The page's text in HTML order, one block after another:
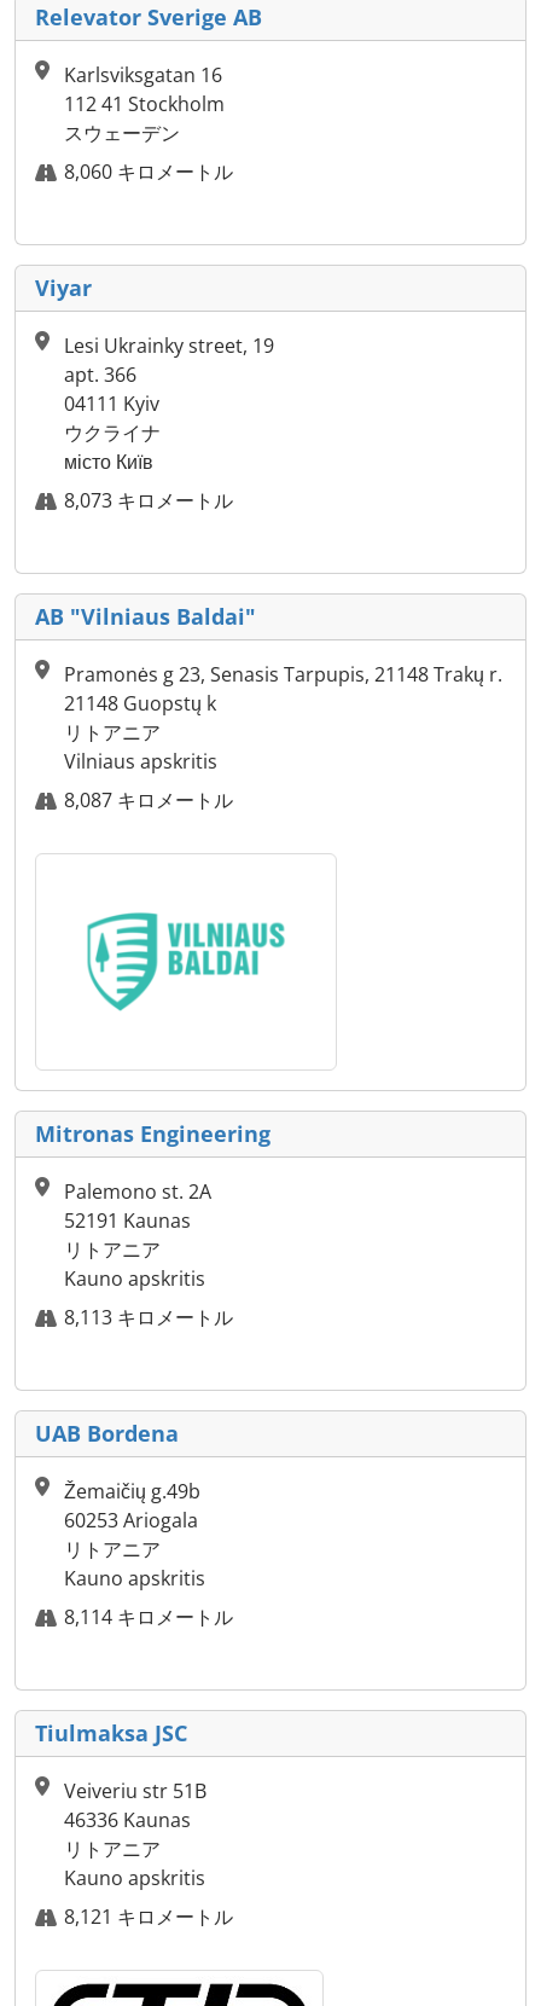
Relevator Sverige AB
Karlsviksgatan 16
112 41 Stockholm
スウェーデン
8,060 キロメートル
Viyar
Lesi Ukrainky street, 19
apt. 366
04111 Kyiv
ウクライナ
місто Київ
8,073 キロメートル
AB "Vilniaus Baldai"
Pramonės g 23, Senasis Tarpupis, 21148 Trakų r.
21148 Guopstų k
リトアニア
Vilniaus apskritis
8,087 キロメートル
Mitronas Engineering
Palemono st. 2A
52191 Kaunas
リトアニア
Kauno apskritis
8,113 キロメートル
UAB Bordena
Žemaičių g.49b
60253 Ariogala
リトアニア
Kauno apskritis
8,114 キロメートル
Tiulmaksa JSC
Veiveriu str 51B
46336 Kaunas
リトアニア
Kauno apskritis
8,121 キロメートル